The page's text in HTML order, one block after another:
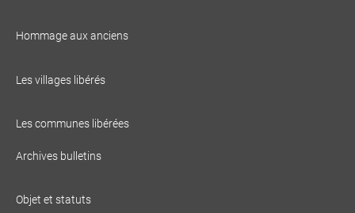
Hommage aux anciens
Les villages libérés
Les communes libérées
Archives bulletins
Objet et statuts